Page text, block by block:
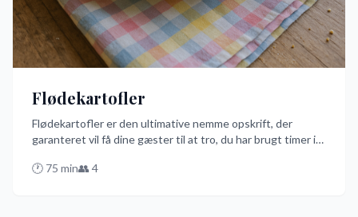
Flødekartofler
Flødekartofler er den ultimative nemme opskrift, der
garanteret vil få dine gæster til at tro, du har brugt timer i
ovnen, får du en cremet og gylden ret, der smager som en
🕐 75 min👥 4